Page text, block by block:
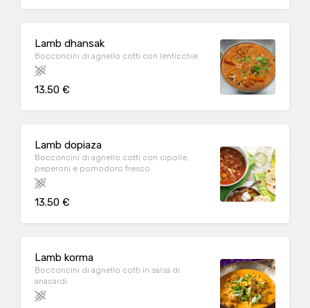
Lamb dhansak
Bocconcini di agnello cotti con lenticchie
13.50 €
Lamb dopiaza
Bocconcini di agnello cotti con cipolle,
peperoni e pomodoro fresco
13.50 €
Lamb korma
Bocconcini di agnello cotti in salsa di
anacardi